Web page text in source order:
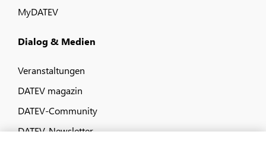
MyDATEV
Dialog & Medien
Veranstaltungen
DATEV magazin
DATEV-Community
DATEV-Newsletter